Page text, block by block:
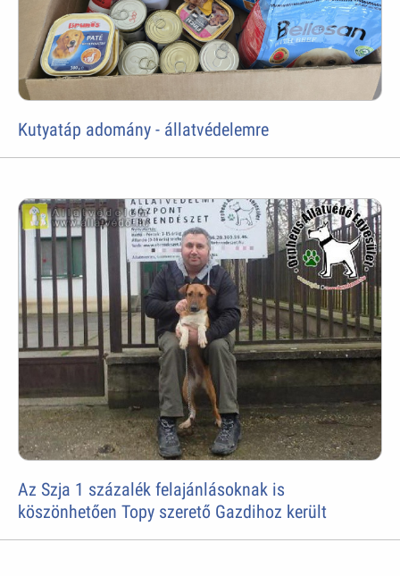
Kutyatáp adomány - állatvédelemre
Az Szja 1 százalék felajánlásoknak is
köszönhetően Topy szerető Gazdihoz került